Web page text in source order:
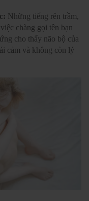
Những tiếng rên trầm,
chàng gọi tên bạn
cho thấy não bộ của
cảm và không còn lý